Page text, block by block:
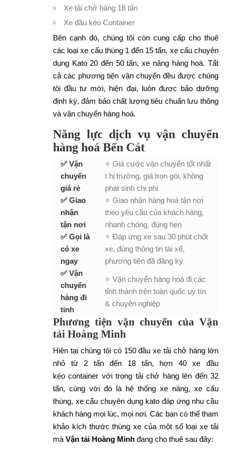
Xe tải chở hàng 18 tấn
Xe đầu kéo Container
Bên cạnh đó, chúng tôi còn cung cấp cho thuê
các loại xe cẩu thùng 1 đến 15 tấn, xe cẩu chuyên
dụng Kato 20 đến 50 tấn, xe nâng hàng hoá. Tất
cả các phương tiện vận chuyển đều được chúng
tôi đầu tư mới, hiện đại, luôn được bảo dưỡng
định kỳ, đảm bảo chất lượng tiêu chuẩn lưu thông
và vận chuyển hàng hoá.
Năng lực dịch vụ vận chuyển
hàng hoá Bến Cát
✅ Vận
chuyển
giá rẻ
⭐ Giá cước vận chuyển tốt nhất
t hị trường, giá trọn gói, không
phát sinh chi phí
✅ Giao
nhận
tận nơi
⭐ Giao nhận hàng hoá tận nơi
theo yêu cầu của khách hàng,
nhanh chóng, đúng hẹn
✅ Gọi là
có xe
ngay
⭐ Đáp ứng xe sau 30 phút chốt
xe, đúng thông tin tài xế,
phương tiện đã đăng ký
✅ Vận
chuyển
hàng đi
tỉnh
⭐ Vận chuyển hàng hoá đi các
tỉnh thành trên toàn quốc uy tín
& chuyên nghiệp
Phương tiện vận chuyển của Vận
tải Hoàng Minh
Hiện tại chúng tôi có 150 đầu xe tải chở hàng lớn
nhỏ từ 2 tấn đến 18 tấn, hơn 40 xe đầu
kéo container với trọng tải chở hàng lên đến 32
tấn, cùng với đó là hệ thống xe nâng, xe cẩu
thùng, xe cẩu chuyên dụng kato đáp ứng nhu cầu
khách hàng mọi lúc, mọi nơi. Các bạn có thể tham
khảo kích thước thùng xe của một số loại xe tải
mà Vận tải Hoàng Minh đang cho thuê sau đây: